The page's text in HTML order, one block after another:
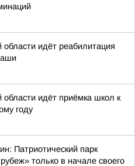
идёт реабилитация
идёт приёмка школ к
году
Патриотический парк
только в начале своего